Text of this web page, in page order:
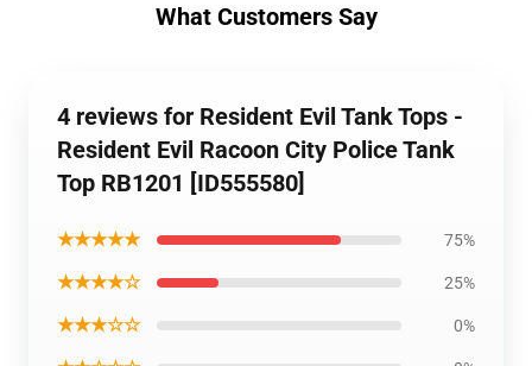
What Customers Say
4 reviews for Resident Evil Tank Tops -
Resident Evil Racoon City Police Tank
Top RB1201 [ID555580]
★★★★★ 75%
★★★★☆ 25%
★★★☆☆ 0%